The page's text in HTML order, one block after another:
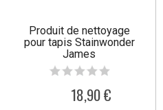
Produit de nettoyage
pour tapis Stainwonder
James
18,90 €